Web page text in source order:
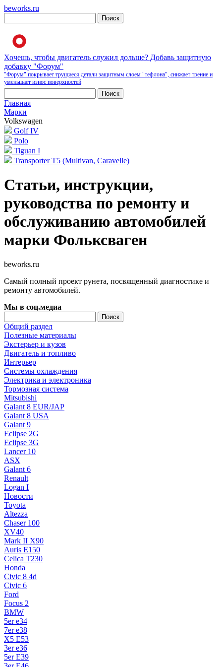
beworks.ru
Хочешь, чтобы двигатель служил дольше? Добавь защитную
добавку "Форум"
"Форум" покрывает трущиеся детали защитным слоем "тефлона", снижает трение и
уменьшает износ поверхностей
Главная
Марки
Volkswagen
Golf IV
Polo
Tiguan I
Transporter T5 (Multivan, Caravelle)
Статьи, инструкции,
руководства по ремонту и
обслуживанию автомобилей
марки Фольксваген
beworks.ru
Самый полный проект рунета, посвященный диагностике и
ремонту автомобилей.
Мы в соц.медиа
Общий раздел
Полезные материалы
Экстерьер и кузов
Двигатель и топливо
Интерьер
Системы охлаждения
Электрика и электроника
Тормозная система
Mitsubishi
Galant 8 EUR/JAP
Galant 8 USA
Galant 9
Eclipse 2G
Eclipse 3G
Lancer 10
ASX
Galant 6
Renault
Logan I
Новости
Toyota
Altezza
Chaser 100
XV40
Mark II X90
Auris E150
Celica T230
Honda
Civic 8 4d
Civic 6
Ford
Focus 2
BMW
5er e34
7er e38
X5 E53
3er e36
5er E39